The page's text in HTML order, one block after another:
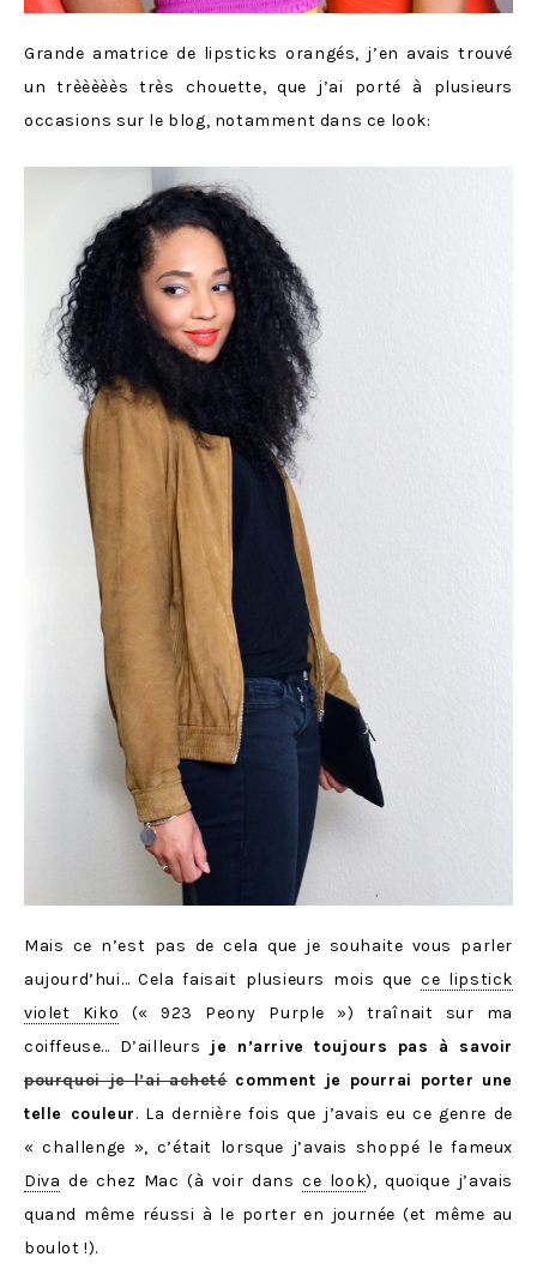
Grande amatrice de lipsticks orangés, j’en avais trouvé
un trèèèèès très chouette, que j’ai porté à plusieurs
occasions sur le blog, notamment dans ce look:
Mais ce n’est pas de cela que je souhaite vous parler
aujourd’hui… Cela faisait plusieurs mois quece lipstick
violet Kiko (« 923 Peony Purple ») traînait sur ma
coiffeuse… D’ailleurs
je n’arrive toujours pas à savoir
pourquoi je l’ai achetécomment je pourrai porter une
telle couleur. La dernière fois que j’avais eu ce genre de
« challenge », c’était lorsque j’avais shoppé le fameux
Diva de chez Mac (à voir dans ce look), quoique j’avais
quand même réussi à le porter en journée (et même au
boulot !).